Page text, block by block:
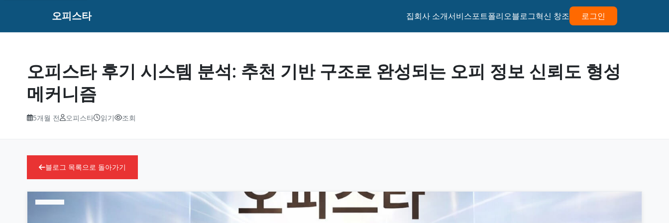
오피스타 집회사 소개서비스포트폴리오블로그혁신 창조 로그인
오피스타 후기 시스템 분석: 추천 기반 구조로 완성되는 오피 정보 신뢰도 형성
메커니즘
5개월 전 오피스타 읽기 조회
블로그 목록으로 돌아가기